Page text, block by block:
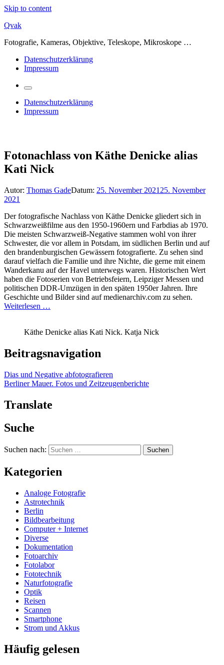
Skip to content
Qvak
Fotografie, Kameras, Objektive, Teleskope, Mikroskope …
Datenschutzerklärung
Impressum
Datenschutzerklärung
Impressum
Fotonachlass von Käthe Denicke alias
Kati Nick
Autor: Thomas GadeDatum: 25. November 2021 25. November
2021
Der fotografische Nachlass von Käthe Denicke gliedert sich in
Schwarzweißfilme aus den 1950-1960ern und Farbdias ab 1970.
Die meisten Schwarzweiß-Negative stammen wohl von ihrer
Schwester, die vor allem in Potsdam, im südlichen Berlin und auf
den brandenburgischen Gewässern fotografierte. Zu sehen sind
darauf vielfach die Familie und ihre Nichte, die gerne mit einem
Wanderkanu auf der Havel unterwegs waren. Historischen Wert
haben die Fotoserien von Betriebsfeiern, Leipziger Messen und
politischen DDR-Umzügen in den späten 1950er Jahren. Ihre
Geschichte und Bilder sind auf medienarchiv.com zu sehen.
Weiterlesen …
Käthe Denicke alias Kati Nick. Katja Nick
Beitragsnavigation
Dias und Negative abfotografieren
Berliner Mauer. Fotos und Zeitzeugenberichte
Translate
Suche
Suchen nach:
Kategorien
Analoge Fotografie
Astrotechnik
Berlin
Bildbearbeitung
Computer + Internet
Diverse
Dokumentation
Fotoarchiv
Fotolabor
Fototechnik
Naturfotografie
Optik
Reisen
Scannen
Smartphone
Strom und Akkus
Häufig gelesen